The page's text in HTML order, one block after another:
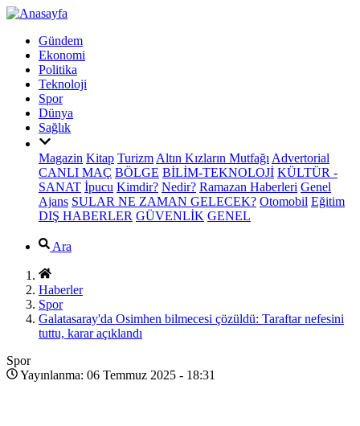
Gündem
Ekonomi
Politika
Teknoloji
Spor
Dünya
Sağlık
Magazin Kitap Turizm Altın Kızların Mutfağı Advertorial
CANLI MAÇ BÖLGE BİLİM-TEKNOLOJİ KÜLTÜR -
SANAT İpucu Kimdir? Nedir? Ramazan Haberleri Genel
Ajans SULAR NE ZAMAN GELECEK? Otomobil Eğitim
DIŞ HABERLER GÜVENLİK GENEL
Ara
Haberler
Spor
Galatasaray'da Osimhen bilmecesi çözüldü: Taraftar nefesini
tuttu, karar açıklandı
Spor
Yayınlanma: 06 Temmuz 2025 - 18:31